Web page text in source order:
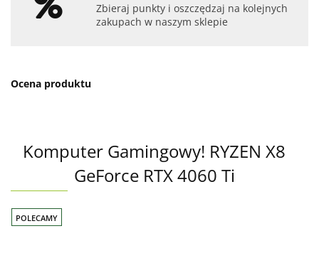
Zbieraj punkty i oszczędzaj na kolejnych
zakupach w naszym sklepie
Ocena produktu
Komputer Gamingowy! RYZEN X8
GeForce RTX 4060 Ti
POLECAMY